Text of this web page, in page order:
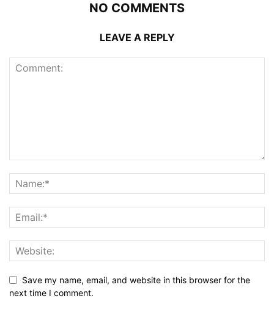
NO COMMENTS
LEAVE A REPLY
Save my name, email, and website in this browser for the
next time I comment.